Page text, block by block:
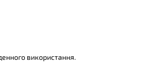
використання.